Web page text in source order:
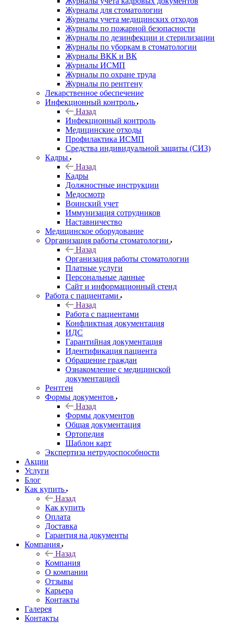
Журналы для стоматологии
Журналы учета медицинских отходов
Журналы по пожарной безопасности
Журналы по дезинфекции и стерилизации
Журналы по уборкам в стоматологии
Журналы ВКК и ВК
Журналы ИСМП
Журналы по охране труда
Журналы по рентгену
Лекарственное обеспечение
Инфекционный контроль
Назад
Инфекционный контроль
Медицинские отходы
Профилактика ИСМП
Средства индивидуальной защиты (СИЗ)
Кадры
Назад
Кадры
Должностные инструкции
Медосмотр
Воинский учет
Иммунизация сотрудников
Наставничество
Медицинское оборудование
Организация работы стоматологии
Назад
Организация работы стоматологии
Платные услуги
Персональные данные
Сайт и информационный стенд
Работа с пациентами
Назад
Работа с пациентами
Конфликтная документация
ИДС
Гарантийная документация
Идентификация пациента
Обращение граждан
Ознакомление с медицинской
документацией
Рентген
Формы документов
Назад
Формы документов
Общая документация
Ортопедия
Шаблон карт
Экспертиза нетрудоспособности
Акции
Услуги
Блог
Как купить
Назад
Как купить
Оплата
Доставка
Гарантия на документы
Компания
Назад
Компания
О компании
Отзывы
Карьера
Контакты
Галерея
Контакты